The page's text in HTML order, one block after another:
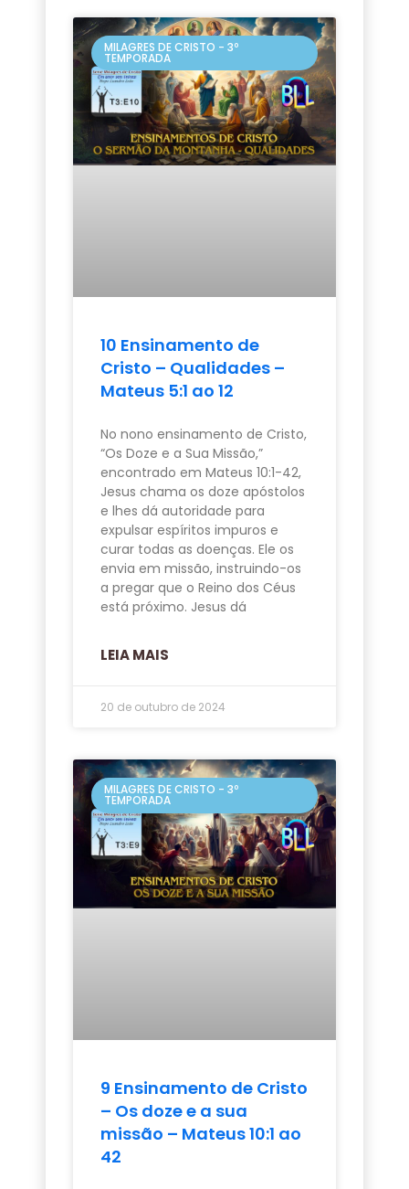
MILAGRES DE CRISTO - 3º
TEMPORADA
10 Ensinamento de
Cristo – Qualidades –
Mateus 5:1 ao 12
No nono ensinamento de Cristo,
“Os Doze e a Sua Missão,”
encontrado em Mateus 10:1-42,
Jesus chama os doze apóstolos
e lhes dá autoridade para
expulsar espíritos impuros e
curar todas as doenças. Ele os
envia em missão, instruindo-os
a pregar que o Reino dos Céus
está próximo. Jesus dá
LEIA MAIS
20 de outubro de 2024
MILAGRES DE CRISTO - 3º
TEMPORADA
9 Ensinamento de Cristo
– Os doze e a sua
missão – Mateus 10:1 ao
42